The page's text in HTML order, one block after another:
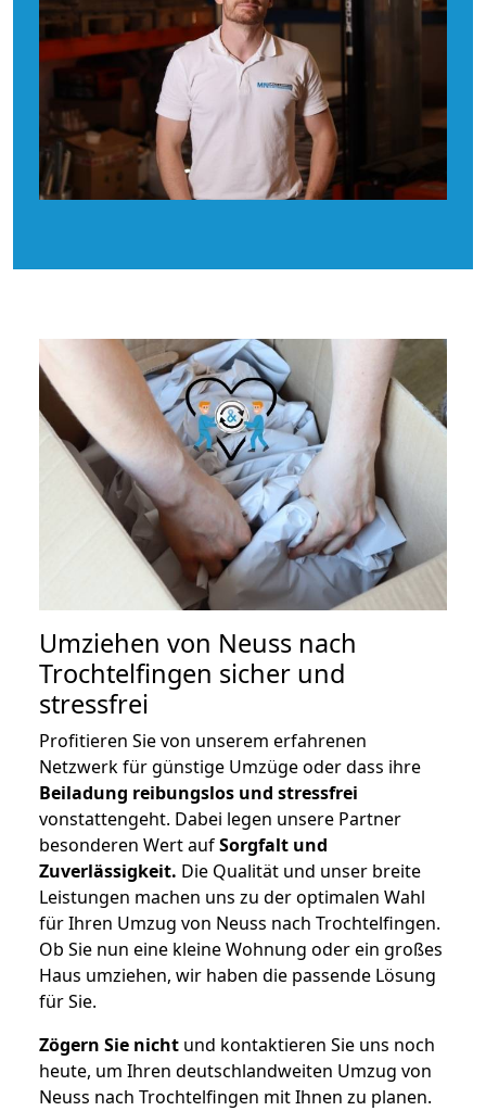
Umziehen von Neuss nach
Trochtelfingen sicher und
stressfrei
Profitieren Sie von unserem erfahrenen
Netzwerk für günstige Umzüge oder dass ihre
Beiladung reibungslos und stressfrei
vonstattengeht. Dabei legen unsere Partner
besonderen Wert aufSorgfalt und
Zuverlässigkeit. Die Qualität und unser breite
Leistungen machen uns zu der optimalen Wahl
für Ihren Umzug von Neuss nach Trochtelfingen.
Ob Sie nun eine kleine Wohnung oder ein großes
Haus umziehen, wir haben die passende Lösung
für Sie.
Zögern Sie nicht und kontaktieren Sie uns noch
heute, um Ihren deutschlandweiten Umzug von
Neuss nach Trochtelfingen mit Ihnen zu planen.